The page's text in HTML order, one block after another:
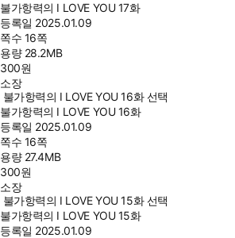
불가항력의 I LOVE YOU 17화
등록일 2025.01.09
쪽수 16쪽
용량 28.2MB
300원
소장
불가항력의 I LOVE YOU 16화 선택
불가항력의 I LOVE YOU 16화
등록일 2025.01.09
쪽수 16쪽
용량 27.4MB
300원
소장
불가항력의 I LOVE YOU 15화 선택
불가항력의 I LOVE YOU 15화
등록일 2025.01.09